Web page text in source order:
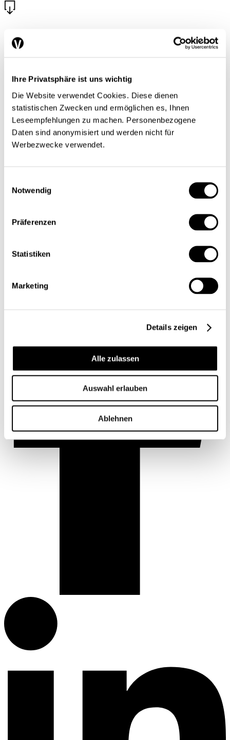
Ihre Privatsphäre ist uns wichtig
Die Website verwendet Cookies. Diese dienen
statistischen Zwecken und ermöglichen es, Ihnen
Leseempfehlungen zu machen. Personenbezogene
Daten sind anonymisiert und werden nicht für
Werbezwecke verwendet.
Notwendig
Präferenzen
Statistiken
Marketing
Details zeigen
Alle zulassen
Auswahl erlauben
Ablehnen